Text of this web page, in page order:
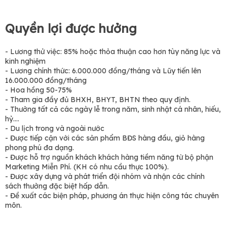
Quyền lợi được hưởng
- Lương thử việc: 85% hoặc thỏa thuận cao hơn tùy năng lực và
kinh nghiệm
- Lương chính thức: 6.000.000 đồng/tháng và Lũy tiến lên
16.000.000 đồng/tháng
- Hoa hồng 50-75%
- Tham gia đầy đủ BHXH, BHYT, BHTN theo quy định.
- Thưởng tất cả các ngày lễ trong năm, sinh nhật cá nhân, hiếu,
hỷ....
- Du lịch trong và ngoài nước
- Được tiếp cận với các sản phẩm BĐS hàng đầu, giỏ hàng
phong phú đa dạng.
- Được hỗ trợ nguồn khách khách hàng tiềm năng từ bộ phận
Marketing Miễn Phí. (KH có nhu cầu thực 100%).
- Được xây dựng và phát triển đội nhóm và nhận các chính
sách thưởng đặc biệt hấp dẫn.
- Đề xuất các biện pháp, phương án thực hiện công tác chuyên
môn.